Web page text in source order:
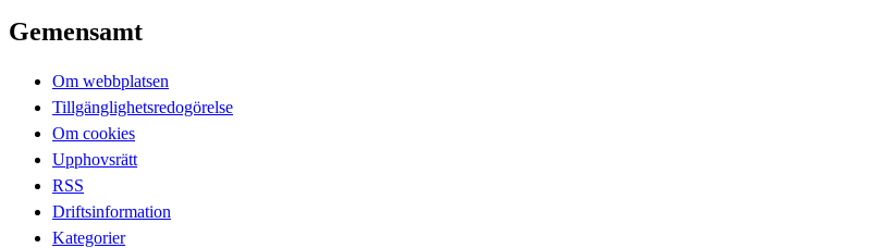
Gemensamt
Om webbplatsen
Tillgänglighetsredogörelse
Om cookies
Upphovsrätt
RSS
Driftsinformation
Kategorier